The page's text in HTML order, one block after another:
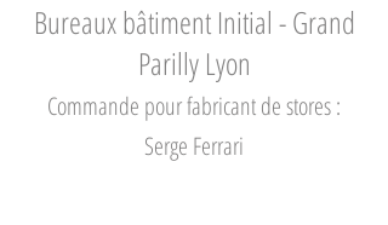
Bureaux bâtiment Initial - Grand
Parilly Lyon
Commande pour fabricant de stores :
Serge Ferrari